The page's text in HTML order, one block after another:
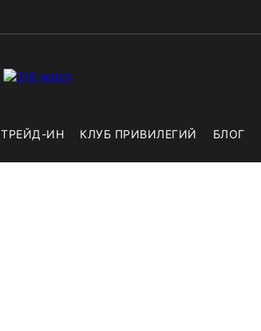
ТРЕЙД-ИН КЛУБ ПРИВИЛЕГИЙ БЛОГ